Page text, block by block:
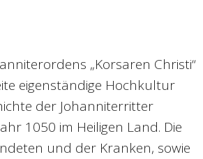
„Korsaren Christi“
eigenständige Hochkultur
der Johanniterritter
1050 im Heiligen Land. Die
und der Kranken, sowie